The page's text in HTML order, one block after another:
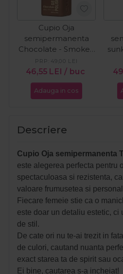
Cupio Oja
semipermanenta
Chocolate - Smoked
Cacao 15ml
46,55 LEI / buc
PRP: 49,00 LEI
Adauga in cos
Descriere
Cupio Oja semipermanenta
este alegerea perfecta pentru
spectaculoasa si rezistenta,
valoare frumusetea si
Fiecare femeie stie ca o
este doar un detaliu estetic, ci
de stil.
De cate ori nu te-ai trezit in
de culori, cautand nuanta
exact starea ta de spirit sau
Ei bine, cautarea s-a incheiat!